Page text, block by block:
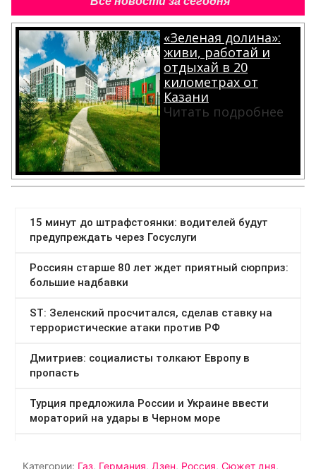
«Зеленая долина»:
живи, работай и
отдыхай в 20
километрах от
Казани
Читать подробнее
Категории: Газ, Германия, Дзен, Россия, Сюжет дня,